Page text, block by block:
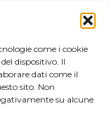
come i cookie
dispositivo. Il
dati come il
sito. Non
su alcune
Review of